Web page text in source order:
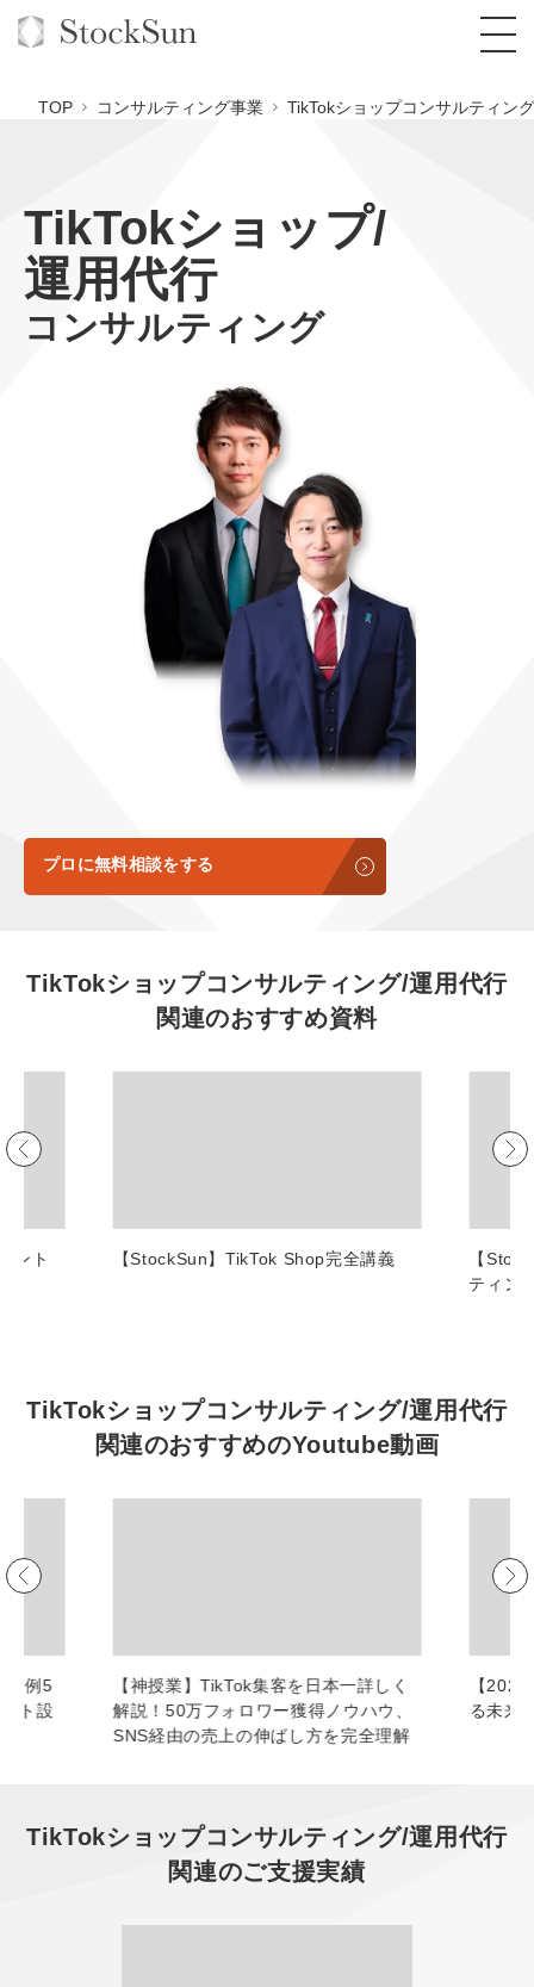
オーダーメイド支援
TOP
コンサルタント一覧
BPO支援
定額制Webマーケティング代行『マキトルく
定額制営業代行『カリトルくん』
定額制採用代行・RPO『トルトルくん』
営業改善特化の動画制作『動画でカリトルく
定額LINE運用代行『LINEマキトルくん』
オリジナルサービス
拡散付1日密着動画制作『まるごと社長』
1本無料で記事を制作『SEOトライアル』
定額制LP制作・改善『最強LP』
採用YouTubeチャンネル構築『トリトル』
オンラインサロン
YouTubeディレクター
ミッション・ビジョン・バリュー
代表メッセージ（岩野圭佑）
取締役メッセージ（株本祐己）
動画ディレクター
マーケマネージャー
カスタマーサクセスマネージャー
内部監査室長
TOP コンサルティング事業 TikTokショップコンサルティン
TikTokショップ/
運用代行
コンサルティング
プロに無料相談をする
TikTokショップコンサルティング/運用代行
関連のおすすめ資料
ント 【StockSun】TikTok Shop完全講義
【
ティン
TikTokショップコンサルティング/運用代行
関連のおすすめのYoutube動画
事例5
ト設
【神授業】TikTok集客を日本一詳しく
解説！50万フォロワー獲得ノウハウ、
SNS経由の売上の伸ばし方を完全理解
【
る未来
TikTokショップコンサルティング/運用代行
関連のご支援実績